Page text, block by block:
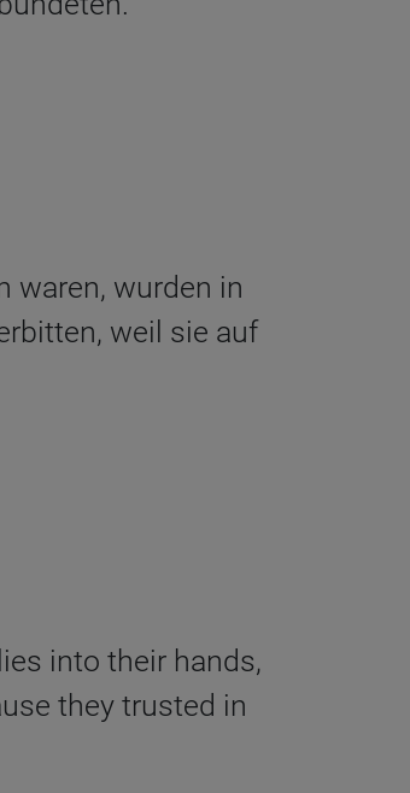
waren, wurden in
weil sie auf
into their hands,
they trusted in